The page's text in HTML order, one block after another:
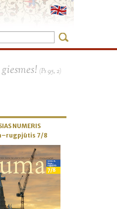
(Ps 95, 2)
NUMERIS
7/8